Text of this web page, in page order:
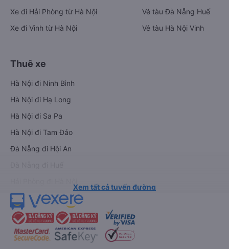
Xe đi Hải Phòng từ Hà Nội
Xe đi Vinh từ Hà Nội
Vé tàu Đà Nẵng Huế
Vé tàu Hà Nội Vinh
Thuê xe
Hà Nội đi Ninh Bình
Hà Nội đi Hạ Long
Hà Nội đi Sa Pa
Hà Nội đi Tam Đảo
Đà Nẵng đi Hội An
Xem tất cả tuyến đường